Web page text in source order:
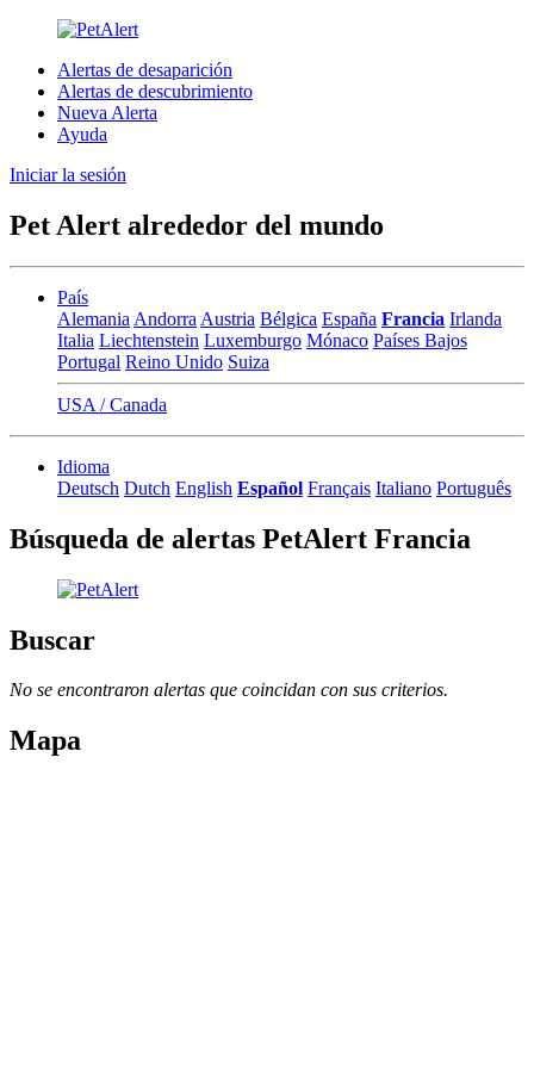
Alertas de desaparición
Alertas de descubrimiento
Nueva Alerta
Ayuda
Iniciar la sesión
Pet Alert alrededor del mundo
País
Alemania Andorra Austria Bélgica España Francia Irlanda
Italia Liechtenstein Luxemburgo Mónaco Países Bajos
Portugal Reino Unido Suiza
USA / Canada
Idioma
Deutsch Dutch English Español Français Italiano Português
Búsqueda de alertas PetAlert Francia
Buscar
No se encontraron alertas que coincidan con sus criterios.
Mapa